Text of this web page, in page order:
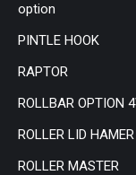
option
PINTLE HOOK
RAPTOR
ROLLBAR OPTION
ROLLER LID HAMER
ROLLER MASTER